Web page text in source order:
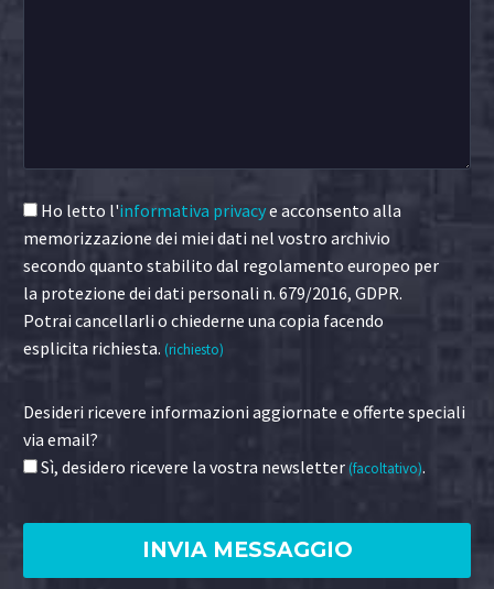
Ho letto l'informativa privacye acconsento alla
memorizzazione dei miei dati nel vostro archivio
secondo quanto stabilito dal regolamento europeo per
la protezione dei dati personali n. 679/2016, GDPR.
Potrai cancellarli o chiederne una copia facendo
esplicita richiesta. (richiesto)
Desideri ricevere informazioni aggiornate e offerte speciali
via email?
Sì, desidero ricevere la vostra newsletter(facoltativo).